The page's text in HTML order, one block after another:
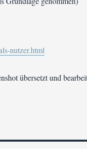
nutzer.html
übersetzt und